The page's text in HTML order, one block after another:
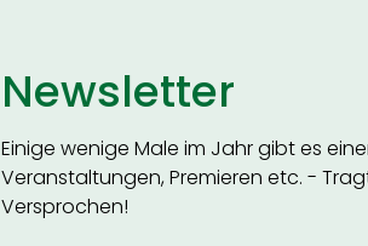
Newsletter
Einige wenige Male im Jahr gibt es
Veranstaltungen, Premieren etc. -
Versprochen!